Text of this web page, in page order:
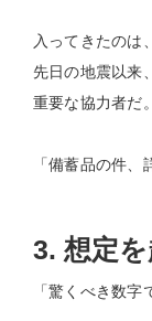
入ってきたのは
先日の地震以来
重要な協力者だ。
「備蓄品の件、
3. 想定
「驚くべき数字